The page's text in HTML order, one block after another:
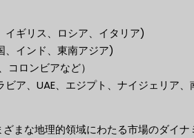
ギリス、ロシア、イタリア)
、インド、東南アジア)
コロンビアなど）
ア、UAE、エジプト、ナイジェリア、
まな地理的領域にわたる市場のダイナ